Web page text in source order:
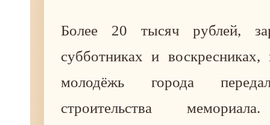
Более 20 тысяч рублей,
субботниках и
молодёжь города
строительства